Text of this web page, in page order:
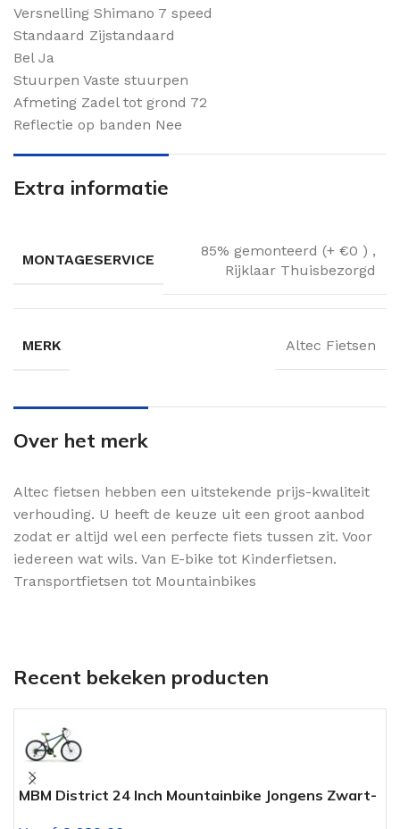
Versnelling Shimano 7 speed
Standaard Zijstandaard
Bel Ja
Stuurpen Vaste stuurpen
Afmeting Zadel tot grond 72
Reflectie op banden Nee
Extra informatie
MONTAGESERVICE
85% gemonteerd (+ €0 ) ,
Rijklaar Thuisbezorgd
MERK Altec Fietsen
Over het merk
Altec fietsen hebben een uitstekende prijs-kwaliteit
verhouding. U heeft de keuze uit een groot aanbod
zodat er altijd wel een perfecte fiets tussen zit. Voor
iedereen wat wils. Van E-bike tot Kinderfietsen.
Transportfietsen tot Mountainbikes
Recent bekeken producten
MBM District 24 Inch Mountainbike Jongens Zwart-